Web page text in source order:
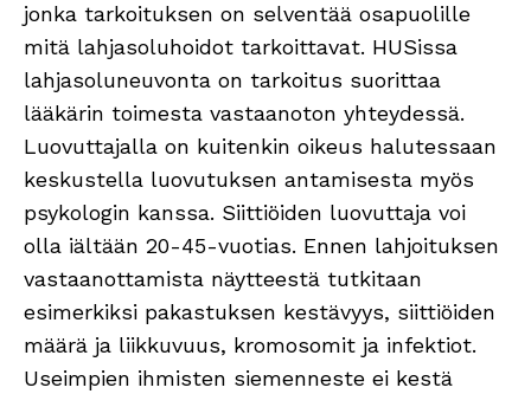
jonka tarkoituksen on selventää osapuolille
mitä lahjasoluhoidot tarkoittavat. HUSissa
lahjasoluneuvonta on tarkoitus suorittaa
lääkärin toimesta vastaanoton yhteydessä.
Luovuttajalla on kuitenkin oikeus halutessaan
keskustella luovutuksen antamisesta myös
psykologin kanssa. Siittiöiden luovuttaja voi
olla iältään 20-45-vuotias. Ennen lahjoituksen
vastaanottamista näytteestä tutkitaan
esimerkiksi pakastuksen kestävyys, siittiöiden
määrä ja liikkuvuus, kromosomit ja infektiot.
Useimpien ihmisten siemenneste ei kestä